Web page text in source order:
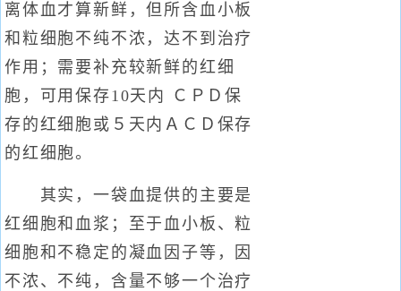
离体血才算新鲜，但所含血小板
和粒细胞不纯不浓，达不到治疗
作用；需要补充较新鲜的红细
胞，可用保存10天内 ＣＰＤ保
存的红细胞或５天内ＡＣＤ保存
的红细胞。
其实，一袋血提供的主要是
红细胞和血浆；至于血小板、粒
细胞和不稳定的凝血因子等，因
不浓、不纯，含量不够一个治疗